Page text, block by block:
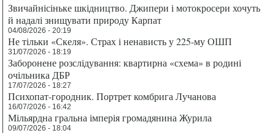
Звичайнісіньке шкідництво. Джипери і мотокросери хочуть
й надалі знищувати природу Карпат
04/08/2026 - 20:19
Не тільки «Скеля». Страх і ненависть у 225-му ОШП
31/07/2026 - 18:19
Заборонене розслідування: квартирна «схема» в родині
очільника ДБР
17/07/2026 - 18:27
Психопат-городник. Портрет комбрига Лучанова
16/07/2026 - 16:42
Мільярдна гральна імперія громадянина Журила
09/07/2026 - 18:04